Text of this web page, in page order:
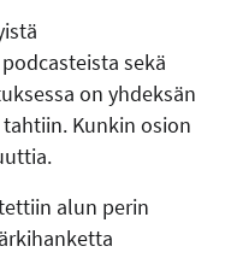
sekä
on yhdeksän
Kunkin osion
alun perin